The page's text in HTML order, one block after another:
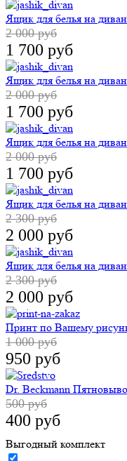
Ящик для белья на
2 000 руб
1 700 руб
Ящик для белья на
2 000 руб
1 700 руб
Ящик для белья на
2 000 руб
1 700 руб
Ящик для белья на
2 300 руб
2 000 руб
Ящик для белья на
2 300 руб
2 000 руб
Принт по Вашему
1 000 руб
950 руб
Dr. Beckmann
500 руб
400 руб
Выгодный комплект